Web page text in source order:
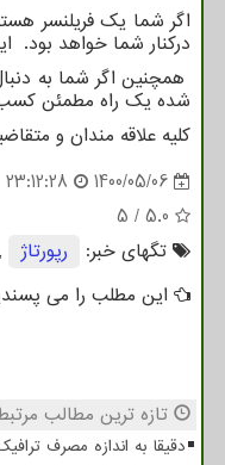
اگر شما یک فریلنسر
درکنار شما خواهد بود.
همچنین اگر شما به
شده یک راه مطمئن کسب
کلیه علاقه مندان و
1400/05/06
23:12:28
5.0
/
5
تگهای خبر:
رپورتاژ ,
این مطلب را می
تازه ترین مطالب
دقیقا به اندازه مصرف